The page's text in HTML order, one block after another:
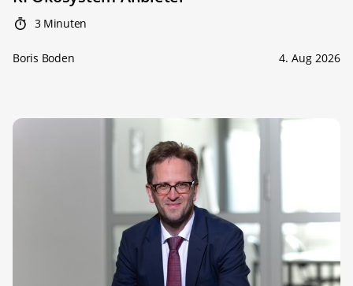
3 Minuten
Boris Boden 4. Aug 2026